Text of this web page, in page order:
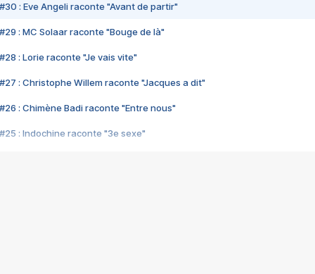
#30 : Eve Angeli raconte "Avant de partir"
#29 : MC Solaar raconte "Bouge de là"
#28 : Lorie raconte "Je vais vite"
#27 : Christophe Willem raconte "Jacques a dit"
#26 : Chimène Badi raconte "Entre nous"
#25 : Indochine raconte "3e sexe"